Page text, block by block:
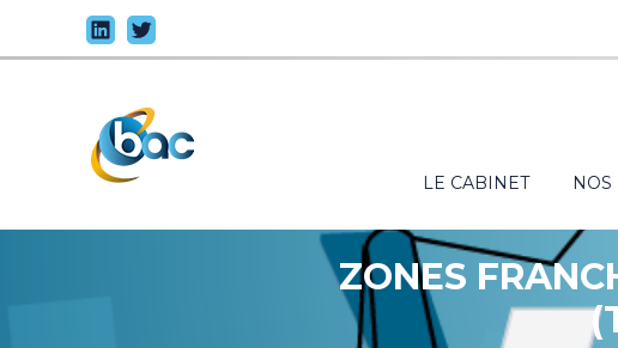
au
Principal
LE CABINET NOS
ZONES